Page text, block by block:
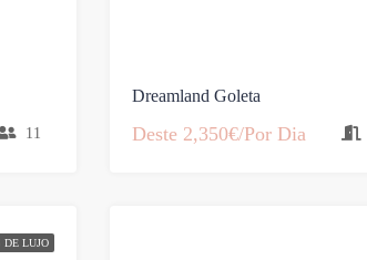
11
Dreamland Goleta
Deste 2,350€/Por Dia
DE LUJO